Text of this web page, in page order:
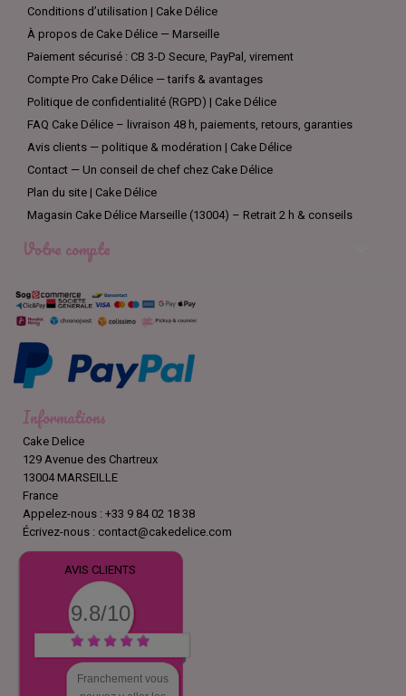
Conditions d’utilisation | Cake Délice
À propos de Cake Délice — Marseille
Paiement sécurisé : CB 3-D Secure, PayPal, virement
Compte Pro Cake Délice — tarifs & avantages
Politique de confidentialité (RGPD) | Cake Délice
FAQ Cake Délice – livraison 48 h, paiements, retours, garanties
Avis clients — politique & modération | Cake Délice
Contact — Un conseil de chef chez Cake Délice
Plan du site | Cake Délice
Magasin Cake Délice Marseille (13004) – Retrait 2 h & conseils
Votre compte
Informations
Cake Delice
129 Avenue des Chartreux
13004 MARSEILLE
France
Appelez-nous : +33 9 84 02 18 38
Écrivez-nous : contact@cakedelice.com
AVIS CLIENTS
9.8/10
Franchement vous